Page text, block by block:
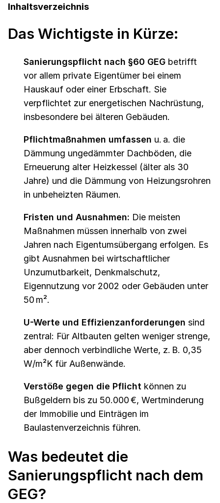
Inhaltsverzeichnis
Das Wichtigste in Kürze:
Sanierungspflicht nach §60 GEG betrifft
vor allem private Eigentümer bei einem
Hauskauf oder einer Erbschaft. Sie
verpflichtet zur energetischen Nachrüstung,
insbesondere bei älteren Gebäuden.
Pflichtmaßnahmen umfassen u. a. die
Dämmung ungedämmter Dachböden, die
Erneuerung alter Heizkessel (älter als 30
Jahre) und die Dämmung von Heizungsrohren
in unbeheizten Räumen.
Fristen und Ausnahmen: Die meisten
Maßnahmen müssen innerhalb von zwei
Jahren nach Eigentumsübergang erfolgen. Es
gibt Ausnahmen bei wirtschaftlicher
Unzumutbarkeit, Denkmalschutz,
Eigennutzung vor 2002 oder Gebäuden unter
50 m².
U-Werte und Effizienzanforderungen sind
zentral: Für Altbauten gelten weniger strenge,
aber dennoch verbindliche Werte, z. B. 0,35
W/m²K für Außenwände.
Verstöße gegen die Pflicht können zu
Bußgeldern bis zu 50.000 €, Wertminderung
der Immobilie und Einträgen im
Baulastenverzeichnis führen.
Was bedeutet die
Sanierungspflicht nach dem
GEG?